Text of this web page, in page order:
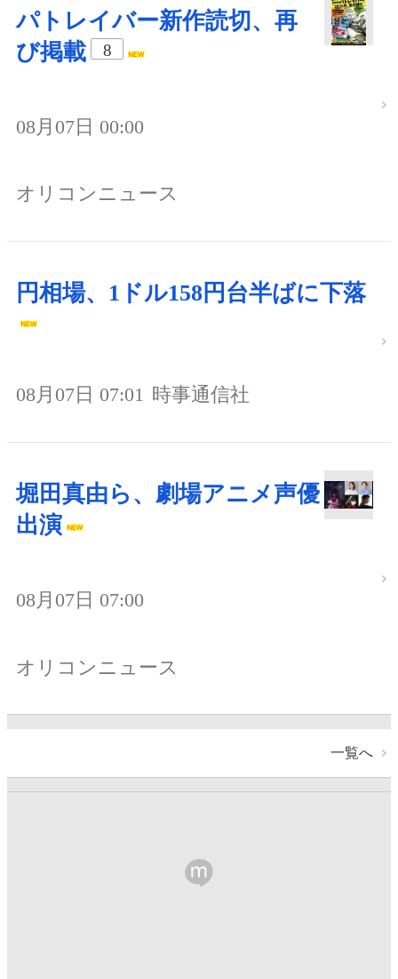
パトレイバー新作読切、再
び掲載
8
08月07日 00:00
オリコンニュース
円相場、1ドル158円台半ばに下落
08月07日 07:01 時事通信社
堀田真由ら、劇場アニメ声優
出演
08月07日 07:00
オリコンニュース
一覧へ